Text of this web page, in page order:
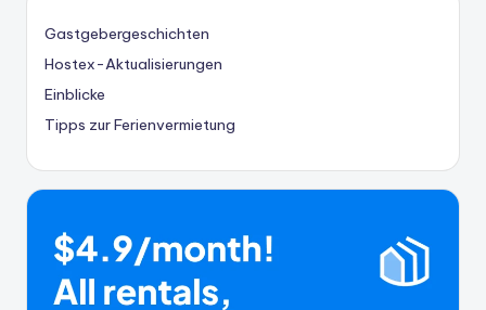
Gastgebergeschichten
Hostex-Aktualisierungen
Einblicke
Tipps zur Ferienvermietung